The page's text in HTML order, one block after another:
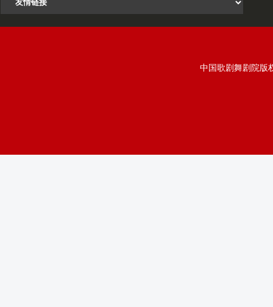
中国歌剧舞剧院版